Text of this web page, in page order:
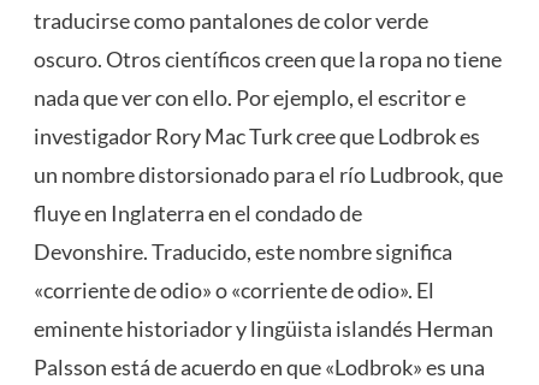
traducirse como pantalones de color verde
oscuro. Otros científicos creen que la ropa no tiene
nada que ver con ello. Por ejemplo, el escritor e
investigador Rory Mac Turk cree que Lodbrok es
un nombre distorsionado para el río Ludbrook, que
fluye en Inglaterra en el condado de
Devonshire. Traducido, este nombre significa
«corriente de odio» o «corriente de odio». El
eminente historiador y lingüista islandés Herman
Palsson está de acuerdo en que «Lodbrok» ​​​​es una